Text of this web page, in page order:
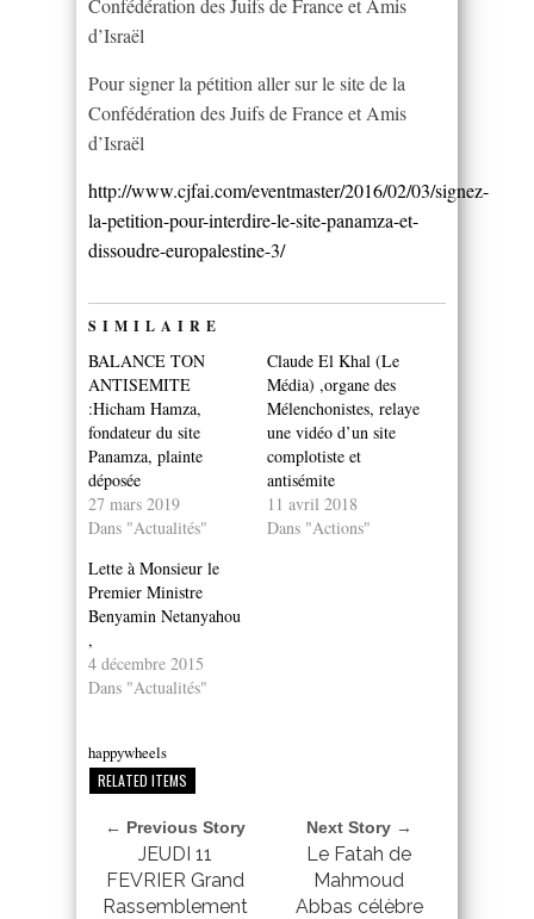
Confédération des Juifs de France et Amis
d’Israël
Pour signer la pétition aller sur le site de la
Confédération des Juifs de France et Amis
d’Israël
http://www.cjfai.com/eventmaster/2016/02/03/signez-
la-petition-pour-interdire-le-site-panamza-et-
dissoudre-europalestine-3/
SIMILAIRE
BALANCE TON
ANTISEMITE
:Hicham Hamza,
fondateur du site
Panamza, plainte
déposée
27 mars 2019
Dans "Actualités"
Claude El Khal (Le
Média) ,organe des
Mélenchonistes, relaye
une vidéo d’un site
complotiste et
antisémite
11 avril 2018
Dans "Actions"
Lette à Monsieur le
Premier Ministre
Benyamin Netanyahou
,
4 décembre 2015
Dans "Actualités"
happywheels
RELATED ITEMS
← Previous Story
JEUDI 11
FEVRIER Grand
Rassemblement
Next Story →
Le Fatah de
Mahmoud
Abbas célèbre